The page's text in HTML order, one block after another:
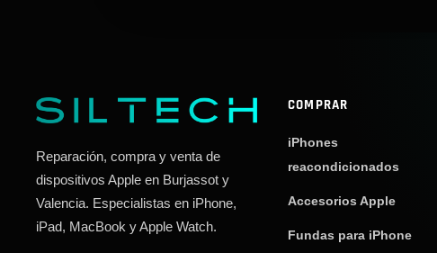
Reparación, compra y venta de
dispositivos Apple en Burjassot y
Valencia. Especialistas en iPhone,
iPad, MacBook y Apple Watch.
COMPRAR
iPhones
reacondicionados
Accesorios Apple
Fundas para iPhone